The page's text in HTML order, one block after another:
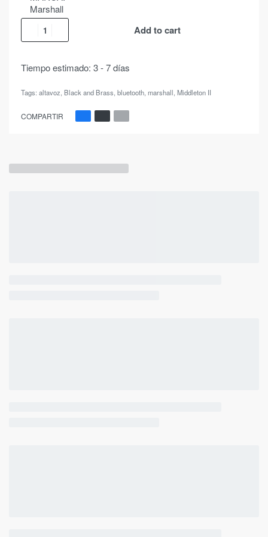
Marshall
Add to cart
Tiempo estimado: 3 - 7 días
Tags: altavoz, Black and Brass, bluetooth, marshall, Middleton II
COMPARTIR